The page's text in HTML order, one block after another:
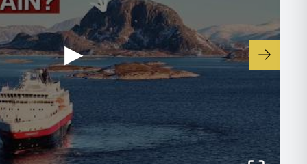
-21/11/2027 12:45
informations
-21/11/2027 16:05
▶